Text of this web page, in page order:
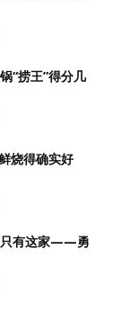
“捞王”得分几
烧得确实好
只有这家——勇